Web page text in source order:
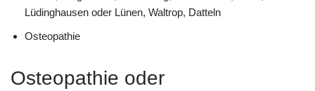
Lüdinghausen oder Lünen, Waltrop, Datteln
Osteopathie
Osteopathie oder